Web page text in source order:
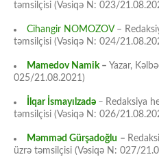
təmsilçisi (Vəsiqə N: 023/
Cihangir NOMOZOV–
təmsilçisi (Vəsiqə N: 024/
Mamedov Namik– Yazar,
025/21.08.2021)
İlqar İsmayılzadə – Redaksiya
təmsilçisi (Vəsiqə N: 026/
Məmməd Gürşadoğlu –
üzrə təmsilçisi (Vəsiqə N: 027/